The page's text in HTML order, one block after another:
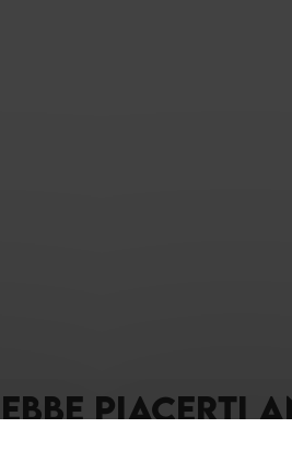
PIACERTI